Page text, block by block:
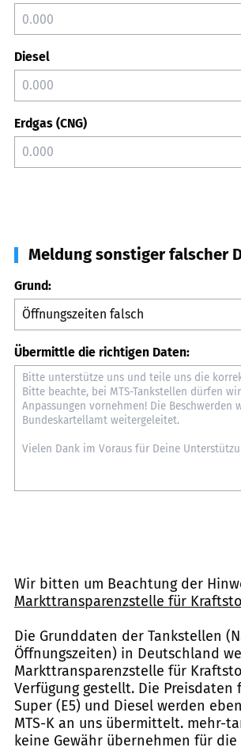
Diesel
Erdgas (CNG)
Meldung sonstiger falscher
Grund:
Übermittle die richtigen Daten:
Wir bitten um Beachtung der
Markttransparenzstelle für
Die Grunddaten der Tankstellen
Öffnungszeiten) in Deutschland
Markttransparenzstelle für
Verfügung gestellt. Die Preisdaten
Super (E5) und Diesel werden
MTS-K an uns übermittelt. mehr-
keine Gewähr übernehmen für